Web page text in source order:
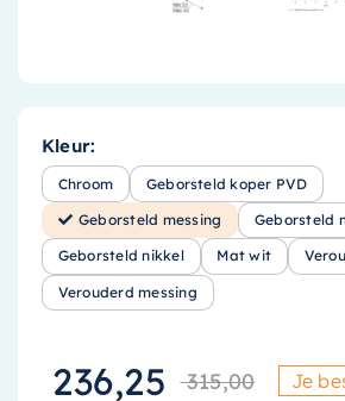
Kleur:
Chroom Geborsteld koper PVD
Geborsteld messing Geborsteld
Geborsteld nikkel Mat wit
Verouderd messing
315,00
236,25 Je